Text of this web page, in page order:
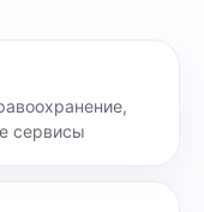
сервисы